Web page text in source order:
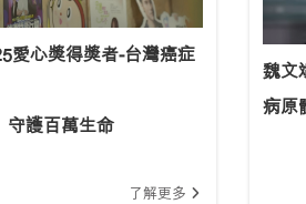
愛心獎得獎者-台灣癌症
護百萬生命
了解更多
魏文
病原